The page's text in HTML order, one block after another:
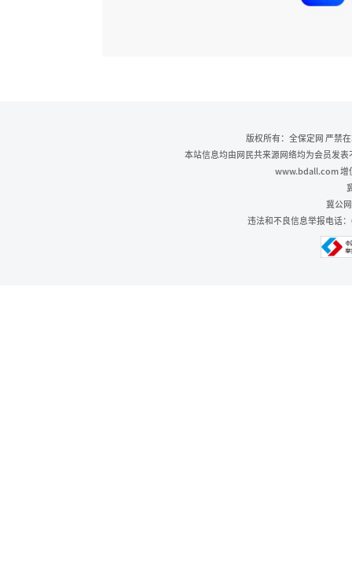
版权所有：全保定网 严禁
本站信息均由网民共来源网络均为会员发
www.bdall.com 增
冀公
违法和不良信息举报电话